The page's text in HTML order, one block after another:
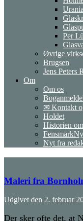
Urania
Per
Øvrige
Brugsen
Jens Peters
Om
Om os
✉ Kontakt
Holdet
Historien
Nyt fra
Maleri fra
Udgivet den 2. februar
Der sker ofte det, at